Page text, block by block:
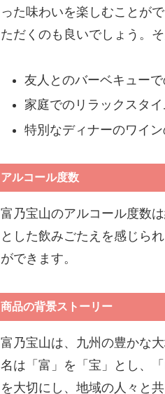
った味わいを楽しむことが
ただくのも良いでしょう。
友人とのバーベキュー
家庭でのリラックスタ
特別なディナーのワイ
アルコール度数
富乃宝山のアルコール度数
とした飲みごたえを感じら
ができます。
商品の背景ストーリー
富乃宝山は、九州の豊かな
名は「富」を「宝」とし、
を大切にし、地域の人々と